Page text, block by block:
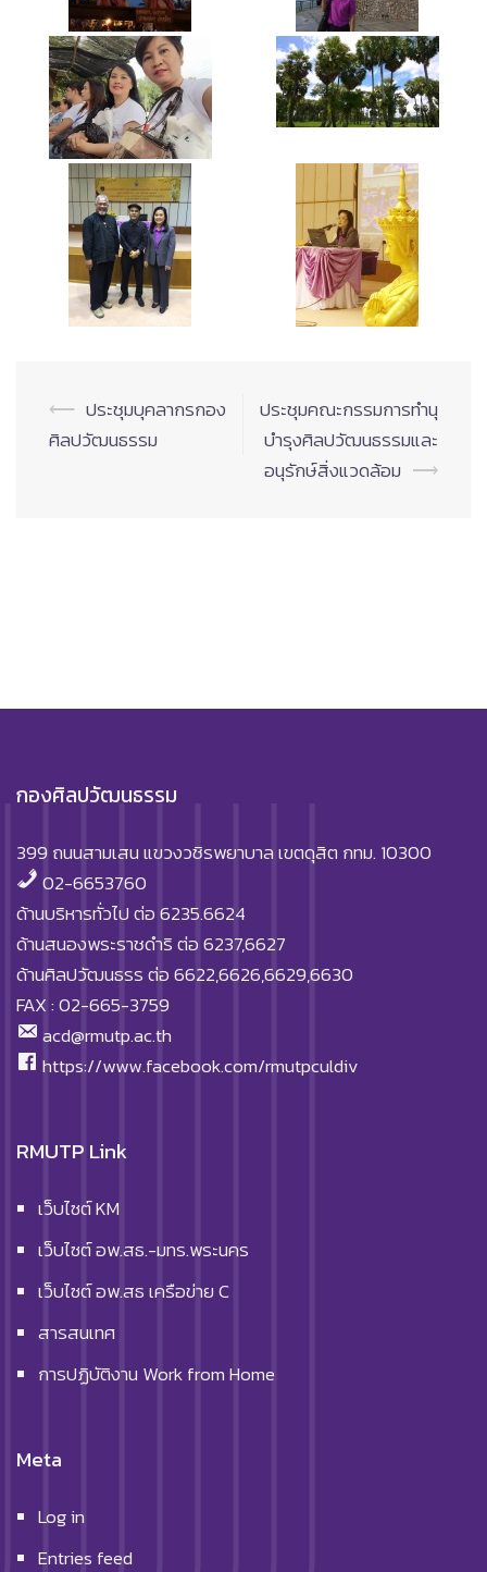
Post
navigation
⟵ ประชุมบุคลากรกอง
ศิลปวัฒนธรรม
ประชุมคณะกรรมการทำนุ
บำรุงศิลปวัฒนธรรมและ
อนุรักษ์สิ่งแวดล้อม ⟶
กองศิลปวัฒนธรรม
399 ถนนสามเสน แขวงวชิรพยาบาล เขตดุสิต กทม. 10300
02-6653760
ด้านบริหารทั่วไป ต่อ 6235.6624
ด้านสนองพระราชดำริ ต่อ 6237,6627
ด้านศิลปวัฒนธรร ต่อ 6622,6626,6629,6630
FAX : 02-665-3759
acd@rmutp.ac.th
https://www.facebook.com/rmutpculdiv
RMUTP Link
เว็บไซต์ KM
เว็บไซต์ อพ.สธ.-มทร.พระนคร
เว็บไซต์ อพ.สธ เครือข่าย C
สารสนเทศ
การปฏิบัติงาน Work from Home
Meta
Log in
Entries feed